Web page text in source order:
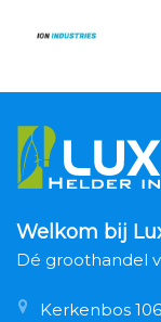
Welkom bij
Dé groothandel
Kerkenbos